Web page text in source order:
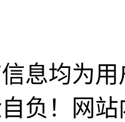
息均为
负！网